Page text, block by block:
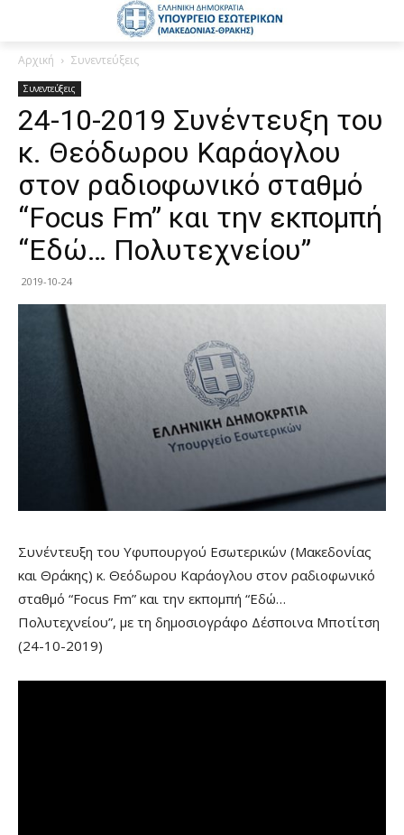
Αρχική Συνεντεύξεις
Συνεντεύξεις
24-10-2019 Συνέντευξη του
κ. Θεόδωρου Καράογλου
στον ραδιοφωνικό σταθμό
“Focus Fm” και την εκπομπή
“Εδώ… Πολυτεχνείου”
2019-10-24
Συνέντευξη του Υφυπουργού Εσωτερικών (Μακεδονίας
και Θράκης) κ. Θεόδωρου Καράογλου στον ραδιοφωνικό
σταθμό “Focus Fm” και την εκπομπή “Εδώ…
Πολυτεχνείου”, με τη δημοσιογράφο Δέσποινα Μποτίτση
(24-10-2019)